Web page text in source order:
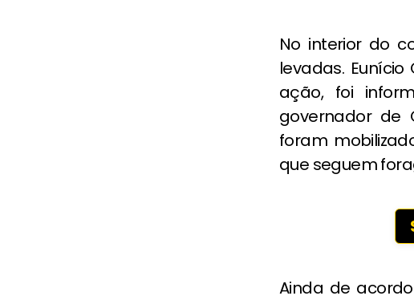
No interior do
levadas.
ação, foi
governador de
foram
que seguem
Ainda de